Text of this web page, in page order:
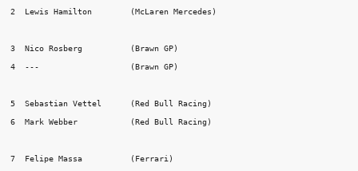
2  Lewis Hamilton        (McLaren Mercedes)
3  Nico Rosberg          (Brawn GP)
4  ---                   (Brawn GP)
5  Sebastian Vettel      (Red Bull Racing)
6  Mark Webber           (Red Bull Racing)
7  Felipe Massa          (Ferrari)